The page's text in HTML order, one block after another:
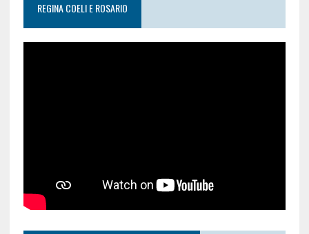
REGINA COELI E ROSARIO